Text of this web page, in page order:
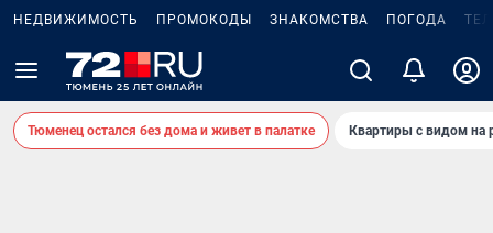
НЕДВИЖИМОСТЬ ПРОМОКОДЫ ЗНАКОМСТВА ПОГОДА
Тюменец остался без дома и живет в палатке Квартиры с видом на